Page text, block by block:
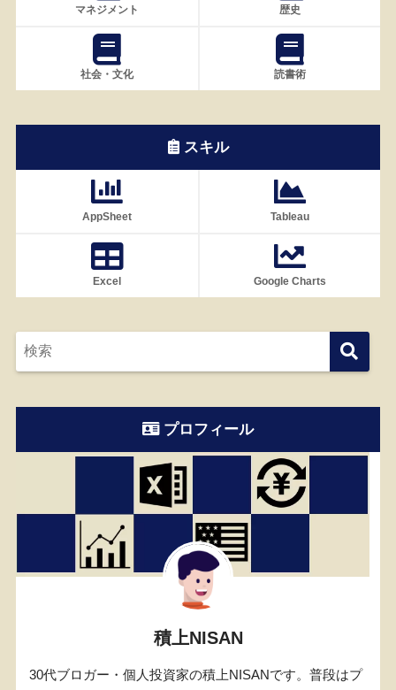
マネジメント 歴史
社会・文化 読書術
スキル
AppSheet Tableau
Excel Google Charts
プロフィール
積上NISAN
30代ブロガー・個人投資家の積上NISANです。普段はプ